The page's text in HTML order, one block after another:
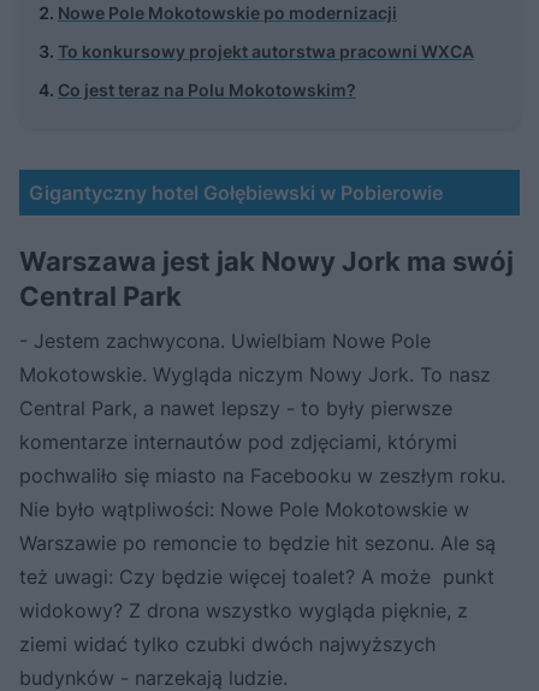
Nowe Pole Mokotowskie po modernizacji
To konkursowy projekt autorstwa pracowni WXCA
Co jest teraz na Polu Mokotowskim?
Gigantyczny hotel Gołębiewski w Pobierowie
Warszawa jest jak Nowy Jork ma swój
Central Park
- Jestem zachwycona. Uwielbiam Nowe Pole
Mokotowskie. Wygląda niczym Nowy Jork. To nasz
Central Park, a nawet lepszy - to były pierwsze
komentarze internautów pod zdjęciami, którymi
pochwaliło się miasto na Facebooku w zeszłym roku.
Nie było wątpliwości: Nowe Pole Mokotowskie w
Warszawie po remoncie to będzie hit sezonu. Ale są
też uwagi: Czy będzie więcej toalet? A może punkt
widokowy? Z drona wszystko wygląda pięknie, z
ziemi widać tylko czubki dwóch najwyższych
budynków - narzekają ludzie.